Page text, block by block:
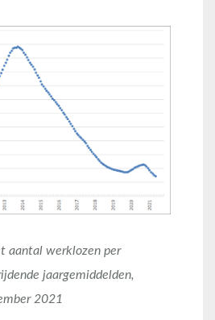
aantal werklozen per
jaargemiddelden,
2021